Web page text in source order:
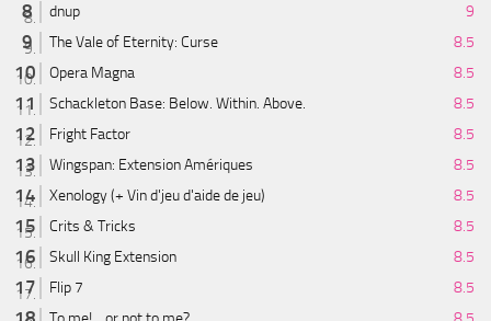
dnup
9
The Vale of Eternity: Curse
8.5
Opera Magna
8.5
Schackleton Base: Below. Within. Above.
8.5
Fright Factor
8.5
Wingspan: Extension Amériques
8.5
Xenology (+ Vin d'jeu d'aide de jeu)
8.5
Crits & Tricks
8.5
Skull King Extension
8.5
Flip 7
8.5